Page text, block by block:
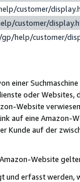
customer/
customer/
help/customer/
einer
oder Websites,
Website
auf eine
Kunde auf der
Website
erfasst werden,